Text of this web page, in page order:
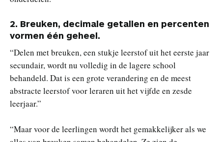
2. Breuken, decimale getallen en percenten
vormen één geheel.
“Delen met breuken, een stukje leerstof uit het eerste jaar
secundair, wordt nu volledig in de lagere school
behandeld. Dat is een grote verandering en de meest
abstracte leerstof voor leraren uit het vijfde en zesde
leerjaar.”
“Maar voor de leerlingen wordt het gemakkelijker als we